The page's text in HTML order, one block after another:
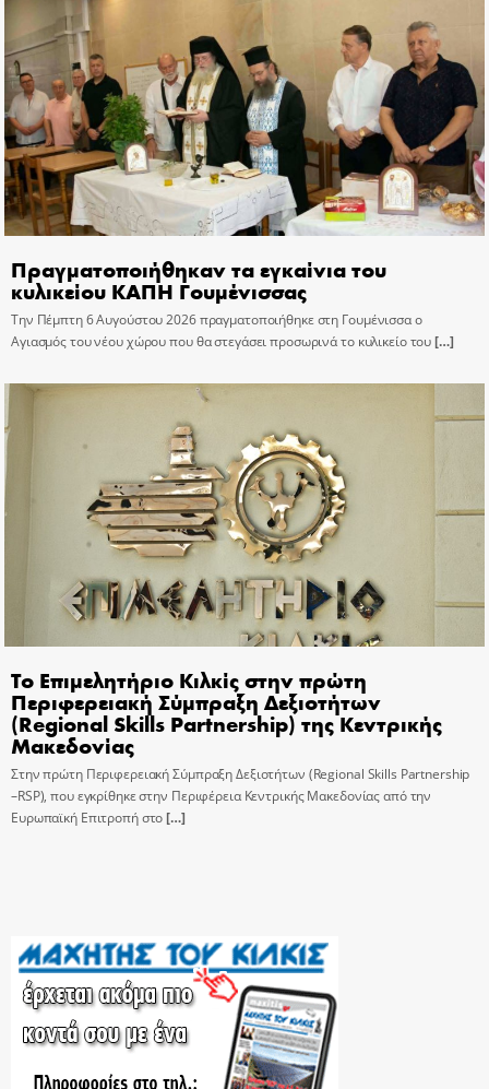
Πραγματοποιήθηκαν τα εγκαίνια του
κυλικείου ΚΑΠΗ Γουμένισσας
Την Πέμπτη 6 Αυγούστου 2026 πραγματοποιήθηκε στη Γουμένισσα ο
Αγιασμός του νέου χώρου που θα στεγάσει προσωρινά το κυλικείο του[…]
Το Επιμελητήριο Κιλκίς στην πρώτη
Περιφερειακή Σύμπραξη Δεξιοτήτων
(Regional Skills Partnership) της Κεντρικής
Μακεδονίας
Στην πρώτη Περιφερειακή Σύμπραξη Δεξιοτήτων (Regional Skills Partnership
–RSP), που εγκρίθηκε στην Περιφέρεια Κεντρικής Μακεδονίας από την
Ευρωπαϊκή Επιτροπή στο[…]